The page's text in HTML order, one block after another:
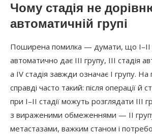
Чому стадія не
автоматичній групі
Поширена помилка — думати, що I–II
автоматично дає III групу, III стадія
а IV стадія завжди означає I групу. На
справді часто такий: після операції й
при I–II стадії можуть розглядати III
з вираженими обмеженнями — II
метастазами, важким станом і